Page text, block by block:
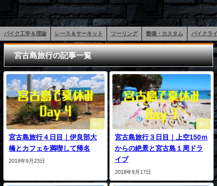
バイク工学＆理論 レース＆サーキット ツーリング 整備・カスタム バイクラ
宮古島旅行の記事一覧
旅行
宮古島旅行４日目｜伊良部大
橋とカフェを満喫して帰名
2018年9月23日
旅行
宮古島旅行３日目｜上空150ｍ
からの絶景と宮古島１周ドラ
イブ
2018年9月17日